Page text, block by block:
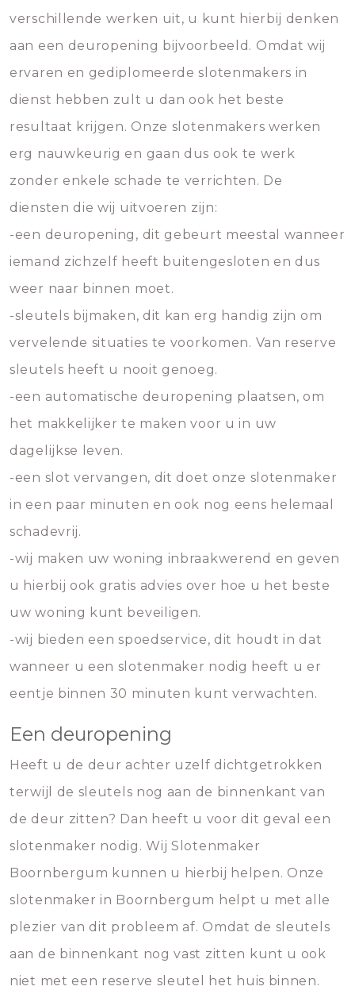
verschillende werken uit, u kunt hierbij denken
aan een deuropening bijvoorbeeld. Omdat wij
ervaren en gediplomeerde slotenmakers in
dienst hebben zult u dan ook het beste
resultaat krijgen. Onze slotenmakers werken
erg nauwkeurig en gaan dus ook te werk
zonder enkele schade te verrichten. De
diensten die wij uitvoeren zijn:
-een deuropening, dit gebeurt meestal wanneer
iemand zichzelf heeft buitengesloten en dus
weer naar binnen moet.
-sleutels bijmaken, dit kan erg handig zijn om
vervelende situaties te voorkomen. Van reserve
sleutels heeft u nooit genoeg.
-een automatische deuropening plaatsen, om
het makkelijker te maken voor u in uw
dagelijkse leven.
-een slot vervangen, dit doet onze slotenmaker
in een paar minuten en ook nog eens helemaal
schadevrij.
-wij maken uw woning inbraakwerend en geven
u hierbij ook gratis advies over hoe u het beste
uw woning kunt beveiligen.
-wij bieden een spoedservice, dit houdt in dat
wanneer u een slotenmaker nodig heeft u er
eentje binnen 30 minuten kunt verwachten.
Een deuropening
Heeft u de deur achter uzelf dichtgetrokken
terwijl de sleutels nog aan de binnenkant van
de deur zitten? Dan heeft u voor dit geval een
slotenmaker nodig. Wij Slotenmaker
Boornbergum kunnen u hierbij helpen. Onze
slotenmaker in Boornbergum helpt u met alle
plezier van dit probleem af. Omdat de sleutels
aan de binnenkant nog vast zitten kunt u ook
niet met een reserve sleutel het huis binnen.